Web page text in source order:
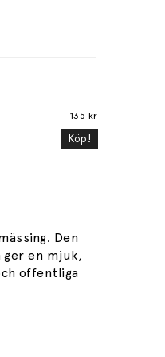
135 kr
Köp!
Den
ger en mjuk,
offentliga